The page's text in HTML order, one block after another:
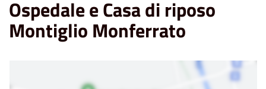
Ospedale e Casa di riposo
Montiglio Monferrato